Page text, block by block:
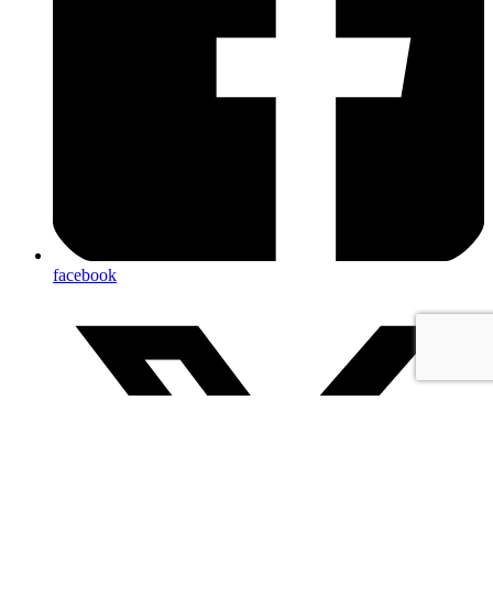
facebook